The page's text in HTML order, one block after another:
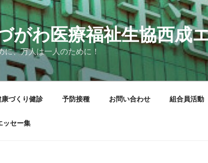
がわ医療福祉生協西成
に、万人は一人のために！
康づくり健診 予防接種 お問い合わせ 組合員活動
ッセー集